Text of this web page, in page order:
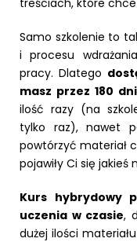
Samo szkolenie to
i procesu
pracy. Dlatego
masz przez 180 dni
ilość razy (na
tylko raz), nawet
powtórzyć materiał
pojawiły Ci się jakieś
Kurs hybrydowy
uczenia w czasie,
dużej ilości